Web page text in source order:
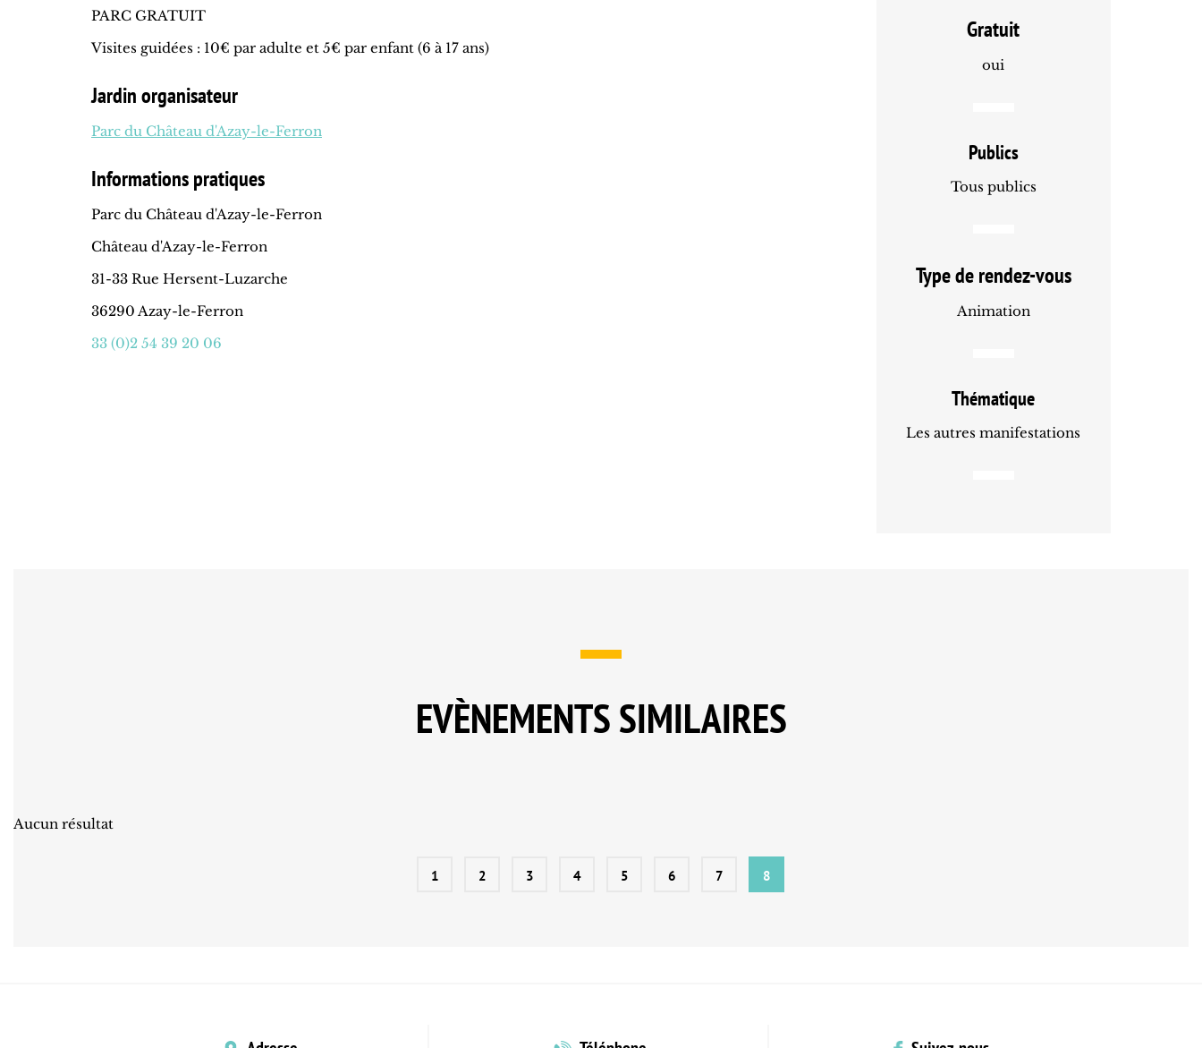
PARC GRATUIT
Visites guidées : 10€ par adulte et 5€ par enfant (6 à 17 ans)
Jardin organisateur
Parc du Château d'Azay-le-Ferron
Informations pratiques
Parc du Château d'Azay-le-Ferron
Château d'Azay-le-Ferron
31-33 Rue Hersent-Luzarche
36290 Azay-le-Ferron
33 (0)2 54 39 20 06
Gratuit
oui
Publics
Tous publics
Type de rendez-vous
Animation
Thématique
Les autres manifestations
EVÈNEMENTS SIMILAIRES
Aucun résultat
1 2 3 4 5 6 7 8